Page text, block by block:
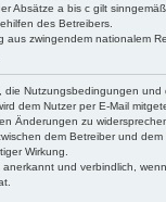
Absätze a bis c gilt
des Betreibers.
aus zwingendem nationalem
die Nutzungsbedingungen und
dem Nutzer per E-Mail
Änderungen zu
dem Betreiber und
Wirkung.
und verbindlich,